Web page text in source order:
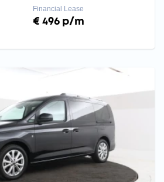
Financial Lease
€ 496 p/m